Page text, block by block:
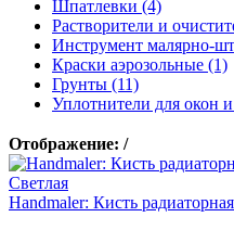
Шпатлевки (4)
Растворители и
Инструмент малярно-
Краски аэрозольные (1)
Грунты (11)
Уплотнители для окон
Отображение: /
Handmaler: Кисть